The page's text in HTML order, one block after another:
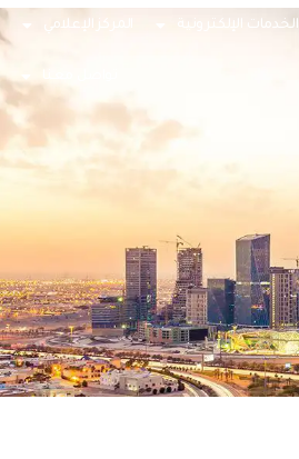
الخدمات الإلكترونية المركز الإعلامي
تواصل معنا